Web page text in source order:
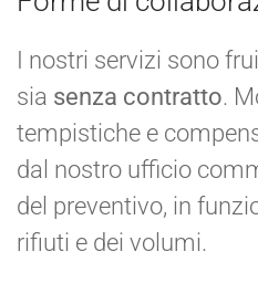
I nostri servizi sono
sia senza contratto.
tempistiche e
dal nostro ufficio
del preventivo, in
rifiuti e dei volumi.